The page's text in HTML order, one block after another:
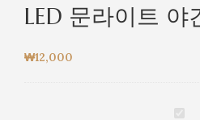
LED 문라이트 야
₩12,000
소